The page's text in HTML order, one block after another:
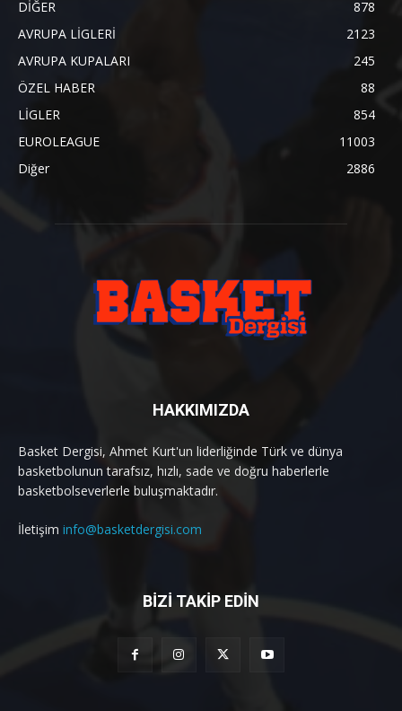
DİĞER
878
AVRUPA LİGLERİ
2123
AVRUPA KUPALARI
245
ÖZEL HABER
88
LİGLER
854
EUROLEAGUE
11003
Diğer
2886
HAKKIMIZDA
Basket Dergisi, Ahmet Kurt'un liderliğinde Türk ve dünya
basketbolunun tarafsız, hızlı, sade ve doğru haberlerle
basketbolseverlerle buluşmaktadır.
İletişim info@basketdergisi.com
BİZİ TAKİP EDİN